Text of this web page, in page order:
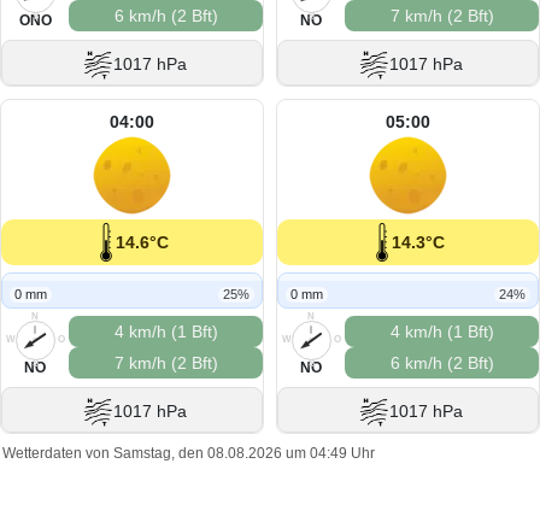
S
ONO
6 km/h (2 Bft)
1017 hPa
S
NO
7 km/h (2 Bft)
1017 hPa
04:00
14.6°C
0 mm 25%
N
O
S
W
NO
4 km/h (1 Bft)
7 km/h (2 Bft)
1017 hPa
05:00
14.3°C
0 mm 24%
N
O
S
W
NO
4 km/h (1 Bft)
6 km/h (2 Bft)
1017 hPa
Wetterdaten von Samstag, den 08.08.2026 um 04:49 Uhr